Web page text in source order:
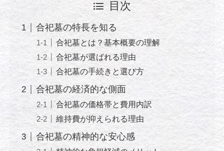
目次
合祀墓の特長を知る
合祀墓とは？基本概要の理解
合祀墓が選ばれる理由
合祀墓の手続きと選び方
合祀墓の経済的な側面
合祀墓の価格帯と費用内訳
維持費が抑えられる理由
合祀墓の精神的な安心感